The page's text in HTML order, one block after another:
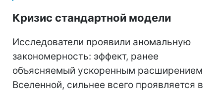
Кризис стандартной модели
Исследователи проявили аномальную
закономерность: эффект, ранее
объясняемый ускоренным расширением
Вселенной, сильнее всего проявляется в